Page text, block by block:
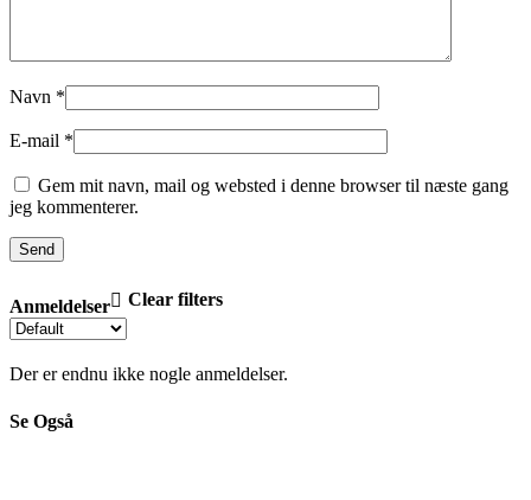
Anmeldelser Clear filters
Der er endnu ikke nogle anmeldelser.
Navn *
E-mail *
Gem mit navn, mail og websted i denne browser til næste gang
jeg kommenterer.
Se Også